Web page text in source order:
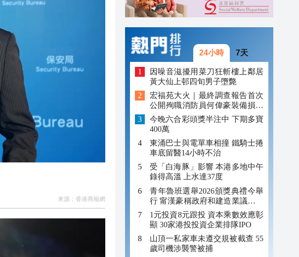
來源： 香港商報網
24小時 7天
因噪音滋擾用菜刀狂斬樓上鄰居
黃大仙上邨四旬男子墮斃
宏福苑大火｜最終調查報告首次
公開殉職消防員何偉豪裝備損毀
照片
今晚六合彩頭獎半注中 下期多寶
400萬
東涌巴士與電單車相撞 鐵騎士捲
車底留醫14小時不治
受「白海豚」影響 本港多地中午
錄得高溫 上水達37度
青年魯班選舉2026頒獎典禮今舉
行 甯漢豪稱政府和建造業議會做
好培訓工作
1元投資8元跟投 資本乘數效應彰
顯 30家港投投資企業排隊IPO
山頂一私家車未遵交規被截查 55
歲司機涉襲警被捕